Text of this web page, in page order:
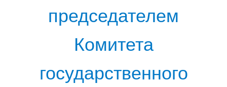
председателем
Комитета
государственного